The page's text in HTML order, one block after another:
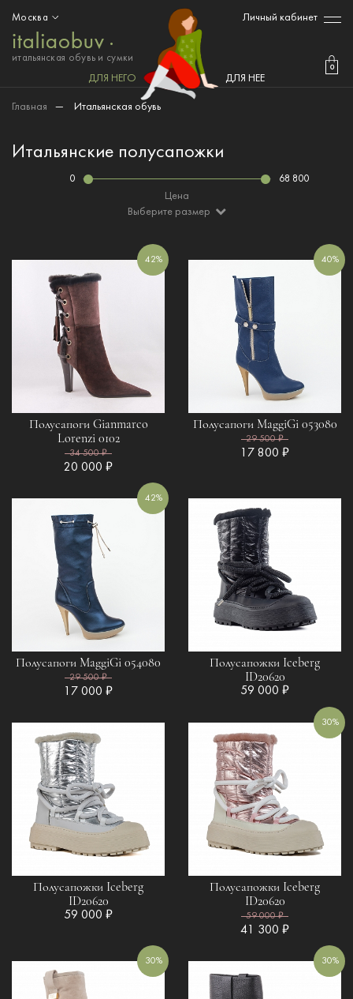
итальянская обувь и сумки
Москва Личный кабинет
0
ДЛЯ НЕГО ДЛЯ НЕЕ
Главная — Итальянская обувь
Итальянские полусапожки
0 68 800
Цена
Выберите размер
42%
Полусапоги Gianmarco
Lorenzi 0102
34 500 ₽
20 000 ₽
40%
Полусапоги MaggiGi 053080
29 500 ₽
17 800 ₽
42%
Полусапоги MaggiGi 054080
29 500 ₽
17 000 ₽
Полусапожки Iceberg
ID20620
59 000 ₽
Полусапожки Iceberg
ID20620
59 000 ₽
30%
Полусапожки Iceberg
ID20620
59 000 ₽
41 300 ₽
30% 30%